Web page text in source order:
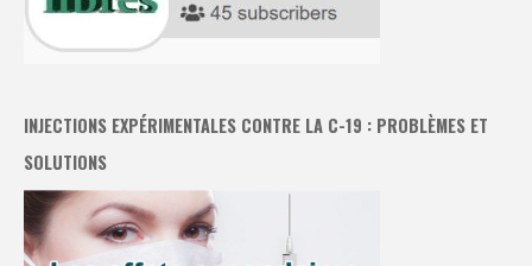
INJECTIONS EXPÉRIMENTALES CONTRE LA C-19 : PROBLÈMES ET
SOLUTIONS